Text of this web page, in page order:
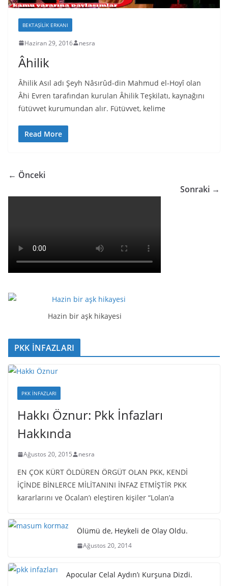
BEKTAŞILIK ERKANI
Haziran 29, 2016 nesra
Âhilik
Âhilik Asıl adı Şeyh Nâsırûd-din Mahmud el-Hoyî olan
Âhi Evren tarafından kurulan Âhilik Teşkilatı, kaynağını
fütüvvet kurumundan alır. Fütüvvet, kelime
Read More
← Önceki
Sonraki →
Hazin bir aşk hikayesi
PKK İNFAZLARI
PKK İNFAZLARI
Hakkı Öznur: Pkk İnfazları
Hakkında
Ağustos 20, 2015 nesra
EN ÇOK KÜRT ÖLDÜREN ÖRGÜT OLAN PKK, KENDİ
İÇİNDE BİNLERCE MİLİTANINI İNFAZ ETMİŞTİR PKK
kararlarını ve Öcalan’ı eleştiren kişiler “Lolan’a
Ölümü de, Heykeli de Olay Oldu.
Ağustos 20, 2014
Apocular Celal Aydın’ı Kurşuna Dizdi.